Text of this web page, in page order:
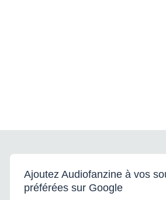
Ajoutez Audiofanzine à vos
préférées sur Google